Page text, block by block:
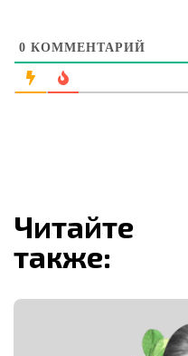
0 КОММЕНТАРИЙ
Читайте
также: